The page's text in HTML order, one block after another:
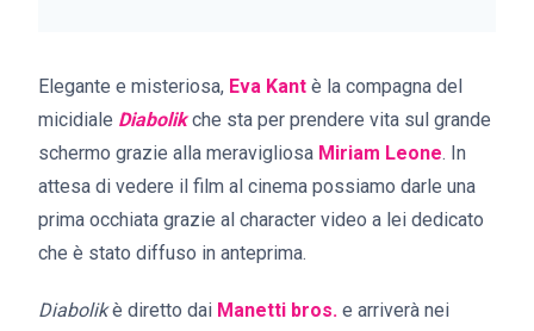
Elegante e misteriosa, Eva Kant è la compagna del
micidiale Diabolikche sta per prendere vita sul grande
schermo grazie alla meravigliosa Miriam Leone. In
attesa di vedere il film al cinema possiamo darle una
prima occhiata grazie al character video a lei dedicato
che è stato diffuso in anteprima.
Diabolikè diretto dai Manetti bros. e arriverà nei